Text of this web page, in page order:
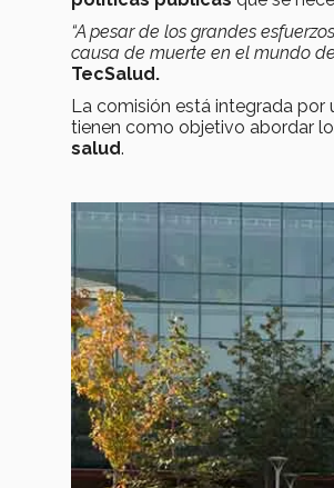
“A pesar de los grandes
causa de muerte en el mundo
TecSalud.
La comisión está integrada por
tienen como objetivo abordar
salud.